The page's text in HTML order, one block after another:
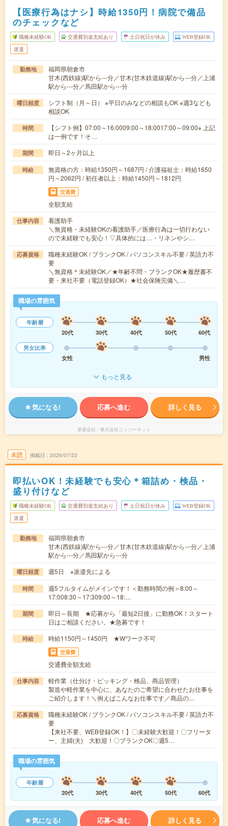
【医療行為はナシ】時給1350円！病院で備品
のチェックなど
職種未経験OK 交通費別途支給あり 土日祝日が休み WEB登録OK
派遣
勤務地
福岡県朝倉市
甘木(西鉄線)駅から---分／甘木(甘木鉄道線)駅から---分／上浦
駅から---分／馬田駅から---分
曜日頻度
シフト制（月～日） ※平日のみなどの相談もOK ※週3なども
相談OK
時間
【シフト例】07:00～16:0009:00～18:0017:00～09:00※ 上記
は一例です！そ…
期間 即日～2ヶ月以上
時給
無資格の方：時給1350円～1687円 / 介護福祉士：時給1650
円～2062円 / 初任者以上：時給1450円～1812円
交通費
全額支給
仕事内容
看護助手
＼無資格・未経験OKの看護助手／医療行為は一切行わない
ので未経験でも安心！▽具体的には…・リネンやシ…
応募資格
職種未経験OK / ブランクOK / パソコンスキル不要 / 英語力不
要
＼無資格＊未経験OK／★年齢不問・ブランクOK★履歴書不
要・来社不要（電話登録OK）★社会保険完備＼…
職場の雰囲気
年齢層
20代
30代 40代 50代
60代
男女比率
女性
男性
もっと見る
気になる! 応募へ進む 詳しく見る
派遣会社 株式会社ニッソーネット
未読 掲載日 2026/07/23
即払いOK！未経験でも安心＊箱詰め・検品・
盛り付けなど
職種未経験OK 交通費別途支給あり 土日祝日が休み WEB登録OK
派遣
勤務地
福岡県朝倉市
甘木(西鉄線)駅から---分／甘木(甘木鉄道線)駅から---分／上浦
駅から---分／馬田駅から---分
曜日頻度 週5日 ※派遣先による
時間
週5フルタイムがメインです！＜勤務時間の例＞8:00～
17:008:30～17:309:00～18:…
期間
即日～長期 ★応募から「最短2日後」に勤務OK！スタート
日はご相談ください。★急募です！
時給 時給1150円～1450円 ★Wワーク不可
交通費
交通費全額支給
仕事内容
軽作業（仕分け・ピッキング・検品、商品管理）
製造や軽作業を中心に、あなたのご希望に合わせたお仕事を
ご紹介します！＼例えばこんなお仕事です／商品の…
応募資格
職種未経験OK / ブランクOK / パソコンスキル不要 / 英語力不
要
【来社不要、WEB登録OK！】〇未経験大歓迎！〇フリータ
ー、主婦(夫) 大歓迎！〇ブランクOK〇週5…
職場の雰囲気
年齢層
20代
30代 40代 50代 60代
気になる! 応募へ進む 詳しく見る